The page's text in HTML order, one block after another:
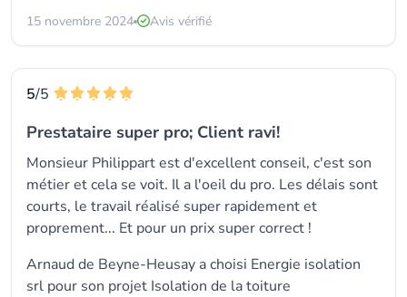
15 novembre 2024 Avis vérifié
5/5
Prestataire super pro; Client ravi!
Monsieur Philippart est d'excellent conseil, c'est son
métier et cela se voit. Il a l'oeil du pro. Les délais sont
courts, le travail réalisé super rapidement et
proprement... Et pour un prix super correct !
Arnaud de Beyne-Heusay a choisi Energie isolation
srl pour son projet Isolation de la toiture